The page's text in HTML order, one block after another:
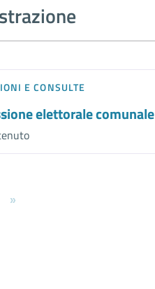
E CONSULTE
elettorale comunale
»